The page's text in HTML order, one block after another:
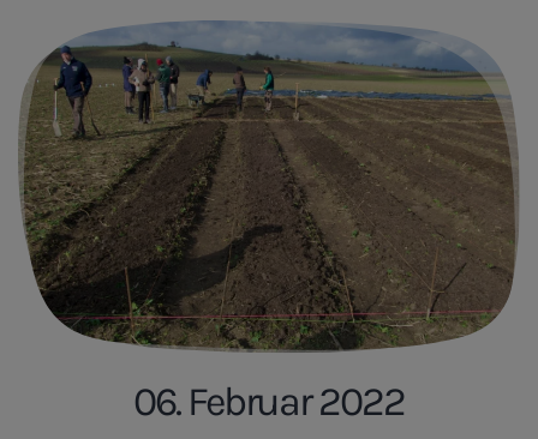
06. Februar 2022